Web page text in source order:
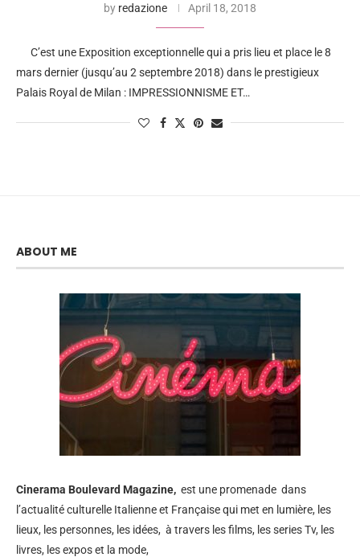
by redazione April 18, 2018
C’est une Exposition exceptionnelle qui a pris lieu et place le 8
mars dernier (jusqu’au 2 septembre 2018) dans le prestigieux
Palais Royal de Milan : IMPRESSIONNISME ET…
ABOUT ME
Cinerama Boulevard Magazine, est une promenade dans
l’actualité culturelle Italienne et Française qui met en lumière, les
lieux, les personnes, les idées, à travers les films, les series Tv, les
livres, les expos et la mode,